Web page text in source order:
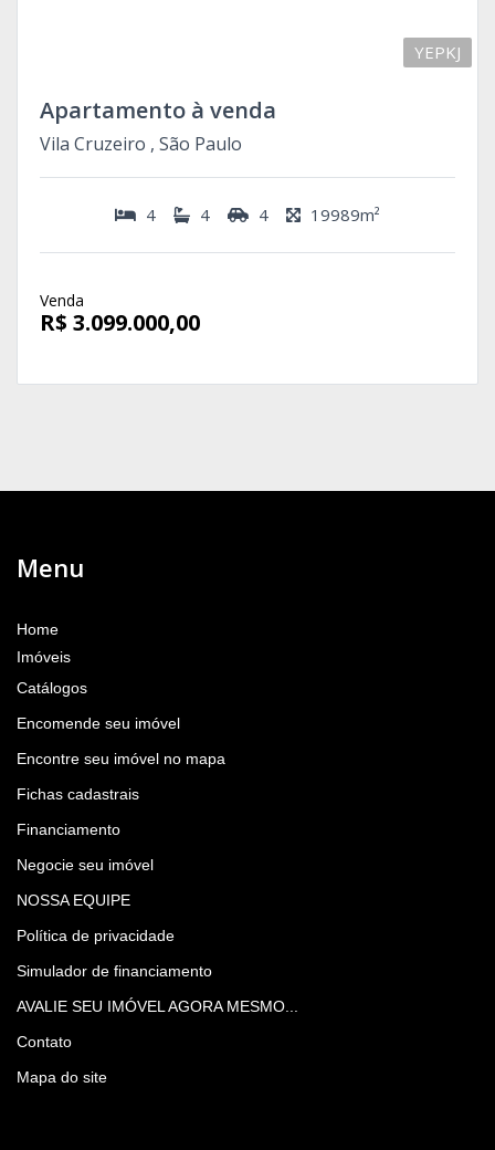
YEPKJ
Apartamento à venda
Vila Cruzeiro , São Paulo
4 4 4 19989m²
Venda
R$ 3.099.000,00
Menu
Home
Imóveis
Catálogos
Encomende seu imóvel
Encontre seu imóvel no mapa
Fichas cadastrais
Financiamento
Negocie seu imóvel
NOSSA EQUIPE
Política de privacidade
Simulador de financiamento
AVALIE SEU IMÓVEL AGORA MESMO...
Contato
Mapa do site